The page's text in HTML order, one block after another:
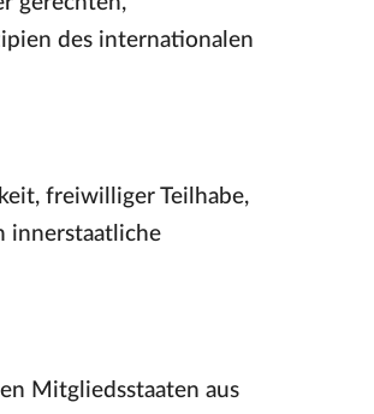
des internationalen
freiwilliger Teilhabe,
innerstaatliche
Mitgliedsstaaten aus